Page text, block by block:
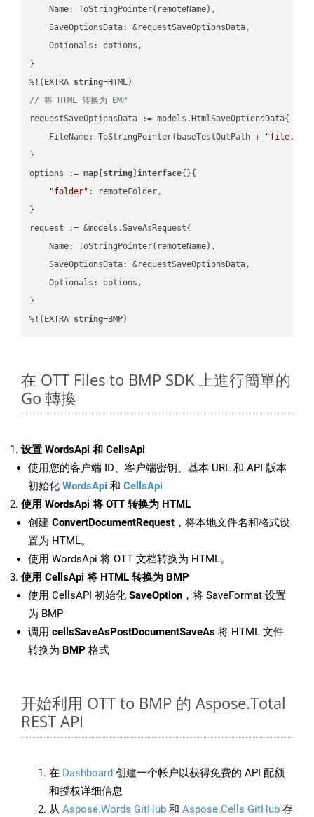
    Name: ToStringPointer(remoteName),
    SaveOptionsData: &requestSaveOptionsData,
    Optionals: options,
}
%!(EXTRA string
// 将 HTML 转换为 BMP
requestSaveOptionsData := models.HtmlSaveOptionsData{
    FileName: ToStringPointer(baseTestOutPath +
}
options := map string ]interface{}{
"folder" : remoteFolder,
}
request := &models.SaveAsRequest{
    Name: ToStringPointer(remoteName),
    SaveOptionsData: &requestSaveOptionsData,
    Optionals: options,
}
%!(EXTRA string=BMP)
在 OTT Files to BMP SDK 上進行簡單的
Go 轉換
设置 WordsApi 和 CellsApi
使用您的客户端 ID、客户端密钥、基本 URL 和 API 版本
初始化 WordsApi 和 CellsApi
使用 WordsApi 将 OTT 转换为 HTML
创建 ConvertDocumentRequest ，将本地文件名和格式设
置为 HTML。
使用 WordsApi 将 OTT 文档转换为 HTML。
使用 CellsApi 将 HTML 转换为 BMP
使用 CellsAPI 初始化 SaveOption ，将 SaveFormat 设置
为 BMP
调用 cellsSaveAsPostDocumentSaveAs 将 HTML 文件
转换为 BMP 格式
开始利用 OTT to BMP 的 Aspose.Total
REST API
在 Dashboard 创建一个帐户以获得免费的 API 配额
和授权详细信息
从 Aspose.Words GitHub 和 Aspose.Cells GitHub 存